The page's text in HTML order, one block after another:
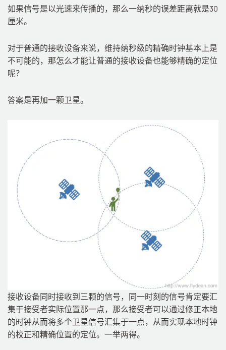
如果信号是以光速来传播的，那么一纳秒的误差距离就是30
厘米。
对于普通的接收设备来说，维持纳秒级的精确时钟基本上是
不可能的，那怎么才能让普通的接收设备也能够精确的定位
呢？
答案是再加一颗卫星。
接收设备同时接收到三颗的信号，同一时刻的信号肯定要汇
集于接受者实际位置那一点，那么接受者可以通过修正本地
的时钟从而将多个卫星信号汇集于一点，从而实现本地时钟
的校正和精确位置的定位。一举两得。